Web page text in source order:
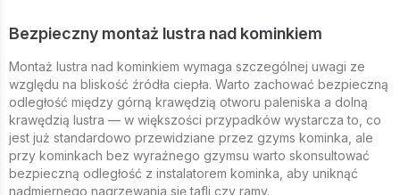
Bezpieczny montaż lustra nad kominkiem
Montaż lustra nad kominkiem wymaga szczególnej uwagi ze
względu na bliskość źródła ciepła. Warto zachować bezpieczną
odległość między górną krawędzią otworu paleniska a dolną
krawędzią lustra — w większości przypadków wystarcza to, co
jest już standardowo przewidziane przez gzyms kominka, ale
przy kominkach bez wyraźnego gzymsu warto skonsultować
bezpieczną odległość z instalatorem kominka, aby uniknąć
nadmiernego nagrzewania się tafli czy ramy.